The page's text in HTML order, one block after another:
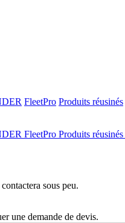
FleetPro Produits réusinés
FleetPro Produits réusinés
sous peu.
une demande de devis.